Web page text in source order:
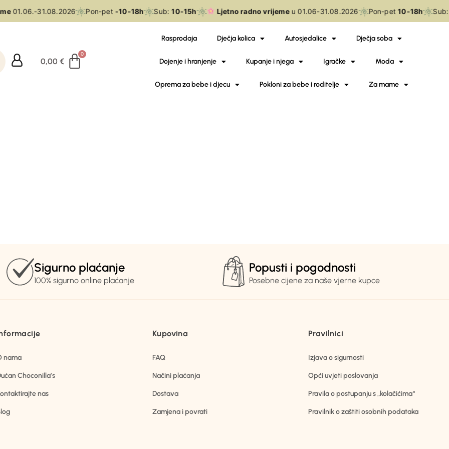
01.06.-31.08.2026 Pon-pet-10-18h Sub: 10-15h Ljetno radno vrijemeu 01.06-31.08.2026 Pon-pet10-18h Sub:
0,00€
Rasprodaja Dječja kolica Autosjedalice Dječja soba
Dojenje i hranjenje Kupanje i njega Igračke Moda
Oprema za bebe i djecu Pokloni za bebe i roditelje Za mame
Sigurno plaćanje
100% sigurno online plaćanje
Popusti i pogodnosti
Posebne cijene za naše vjerne kupce
nama
Choconilla’s
nas
Kupovina
FAQ
Načini plaćanja
Dostava
Zamjena i povrati
Pravilnici
Izjava o sigurnosti
Opći uvjeti poslovanja
Pravila o postupanju s „kolačićima“
Pravilnik o zaštiti osobnih podataka